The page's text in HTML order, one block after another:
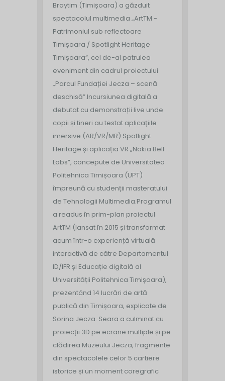
Braytim (Timișoara) a găzduit
spectacolul multimedia „ArtTM -
Patrimoniul sub reflectoare
Timișoara / Spotlight Heritage
Timișoara”, cel de-al patrulea
eveniment din cadrul proiectului
„Parcul Fundației Jecza – scenă
deschisă”.Incursiunea digitală a
debutat cu demonstrații live unde
copii și tineri au testat aplicațiile
imersive (AR/VR/MR) Spotlight
Heritage și aplicația VR „Nokia Bell
Labs”, concepute de Universitatea
Politehnica Timișoara (UPT)
împreună cu studenții masteratului
de Tehnologii Multimedia.Programul
a readus în prim-plan proiectul
ArtTM (lansat în 2015 și transformat
acum într-o experiență virtuală
interactivă de către Departamentul
ID/IFR și Educație digitală al
Universității Politehnica Timișoara),
prezentând 14 lucrări de artă
publică din Timișoara, explicate de
Sorina Jecza. Seara a culminat cu
proiecții 3D pe ecrane multiple și pe
clădirea Muzeului Jecza, fragmente
din spectacolele celor 5 cartiere
istorice și un moment coregrafic